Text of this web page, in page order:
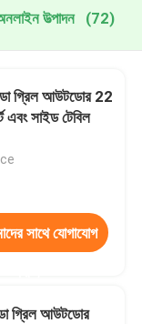
উত্পাদন (72)
গ্রিল আউটডোর 22
এবং সাইড টেবিল
সাথে যোগাযোগ
গ্রিল আউটডোর